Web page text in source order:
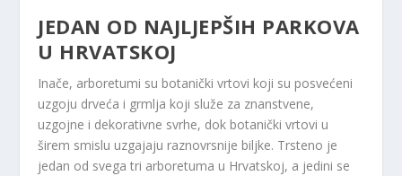
JEDAN OD NAJLJEPŠIH PARKOVA
U HRVATSKOJ
Inače, arboretumi su botanički vrtovi koji su posvećeni
uzgoju drveća i grmlja koji služe za znanstvene,
uzgojne i dekorativne svrhe, dok botanički vrtovi u
širem smislu uzgajaju raznovrsnije biljke. Trsteno je
jedan od svega tri arboretuma u Hrvatskoj, a jedini se